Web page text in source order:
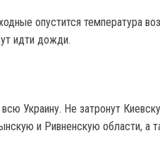
опустится температура
идти дожди.
Украину. Не затронут
и Ривненскую области, а